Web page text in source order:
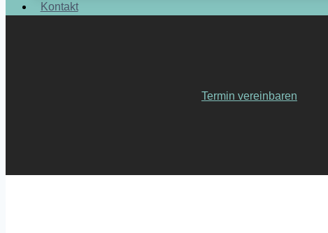
Kontakt
Termin vereinbaren